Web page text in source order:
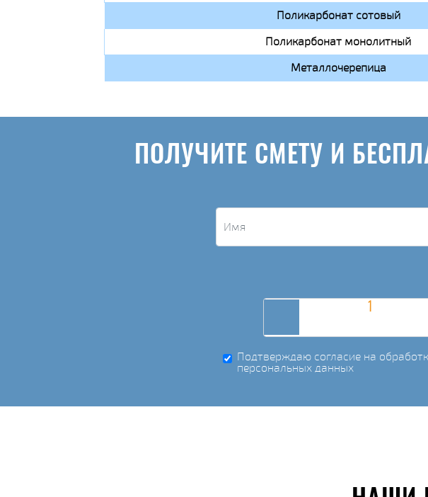
Поликарбонат сотовый
Поликарбонат монолитный
Металлочерепица
ПОЛУЧИТЕ СМЕТУ И
Подтверждаю согласие на
персональных данных